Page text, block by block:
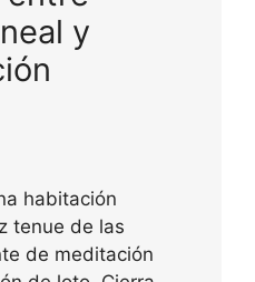
y
habitación
tenue de las
de meditación